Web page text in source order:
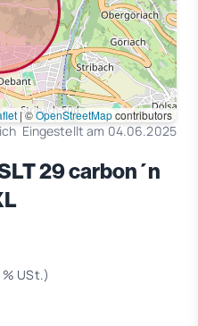
|©OpenStreetMapcontributors
Eingestellt am 04.06.2025
29 carbon´n
USt.)